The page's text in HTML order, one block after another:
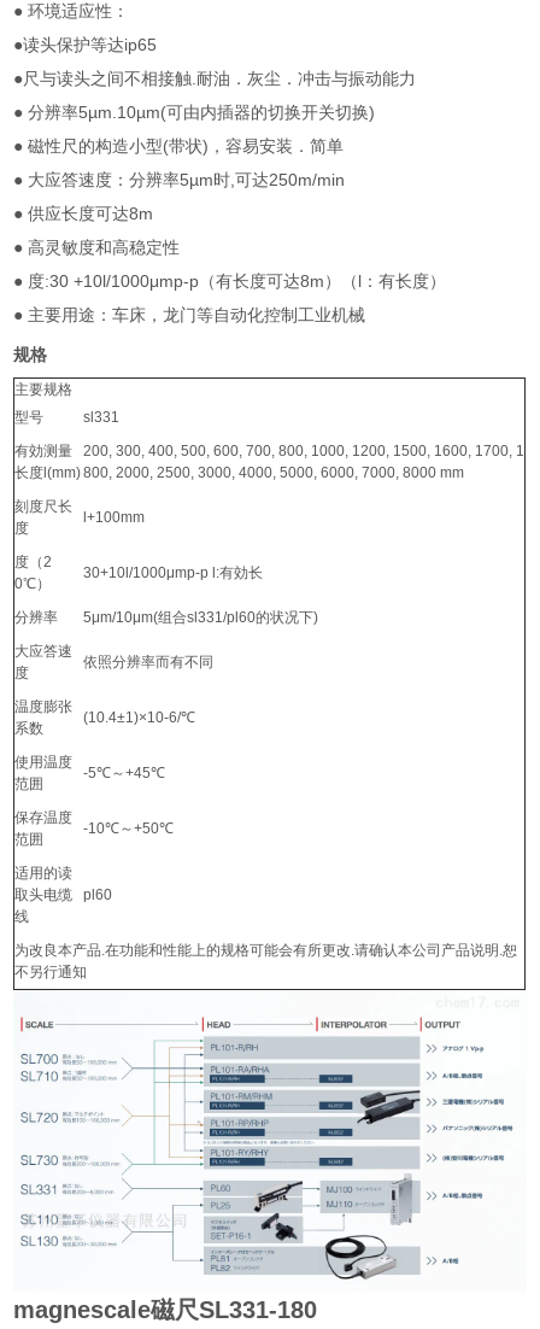
● 环境适应性：
●读头保护等达ip65
●尺与读头之间不相接触.耐油．灰尘．冲击与振动能力
● 分辨率5µm.10µm(可由内插器的切换开关切换)
● 磁性尺的构造小型(带状)，容易安装．简单
● 大应答速度：分辨率5µm时,可达250m/min
● 供应长度可达8m
● 高灵敏度和高稳定性
● 度:30 +10l/1000μmp-p（有长度可达8m）（l：有长度）
● 主要用途：车床，龙门等自动化控制工业机械
规格
主要规格
型号
sl331
有効测量
长度l(mm)
200, 300, 400, 500, 600, 700, 800, 1000, 1200, 1500, 1600, 1700, 1
800, 2000, 2500, 3000, 4000, 5000, 6000, 7000, 8000 mm
刻度尺长
度
l+100mm
度（2
0℃）
30+10l/1000μmp-p l:有効长
分辨率
5μm/10μm(组合sl331/pl60的状况下)
大应答速
度
依照分辨率而有不同
温度膨张
系数
(10.4±1)×10-6/℃
使用温度
范囲
-5℃～+45℃
保存温度
范囲
-10℃～+50℃
适用的读
取头电缆
线
pl60
为改良本产品.在功能和性能上的规格可能会有所更改.请确认本公司产品说明.恕
不另行通知
magnescale磁尺SL331-180